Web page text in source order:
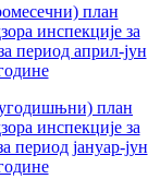
план
инспекције за
период април-јун
план
инспекције за
период јануар-јун